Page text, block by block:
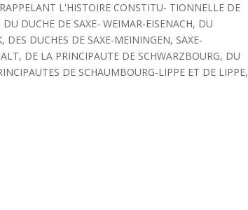
L'HISTOIRE CONSTITU- TIONNELLE DE
DUCHE DE SAXE- WEIMAR-EISENACH, DU
DUCHES DE SAXE-MEININGEN, SAXE-
DE LA PRINCIPAUTE DE SCHWARZBOURG, DU
DE SCHAUMBOURG-LIPPE ET DE LIPPE,